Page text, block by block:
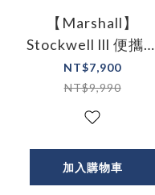
【Marshall】
Stockwell lll 便攜型
藍牙喇叭
NT$7,900
NT$9,990
加入購物車